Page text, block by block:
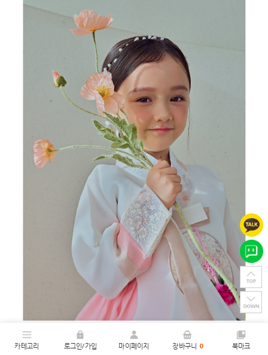
카테고리 로그인/가입 마이페이지 장바구니 0 북마크